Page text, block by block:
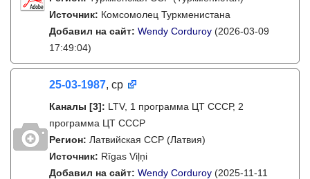
Источник: Комсомолец Туркменистана
Добавил на сайт: Wendy Corduroy (2026-03-09
17:49:04)
25-03-1987, ср
Каналы [3]: LTV, 1 программа ЦТ СССР, 2
программа ЦТ СССР
Регион: Латвийская ССР (Латвия)
Источник: Rīgas Viļņi
Добавил на сайт: Wendy Corduroy (2025-11-11